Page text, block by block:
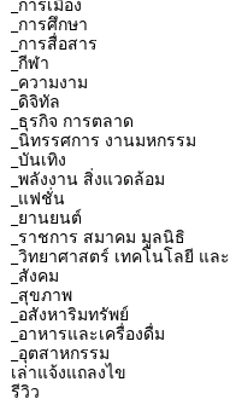
_การเมือง
_การศึกษา
_การสื่อสาร
_กีฬา
_ความงาม
_ดิจิทัล
_ธุรกิจ การตลาด
_นิทรรศการ งานมหกรรม
_บันเทิง
_พลังงาน สิ่งแวดล้อม
_แฟชั่น
_ยานยนต์
_ราชการ สมาคม มูลนิธิ
_วิทยาศาสตร์ เทคโนโลยี แล
_สังคม
_สุขภาพ
_อสังหาริมทรัพย์
_อาหารและเครื่องดื่ม
_อุตสาหกรรม
เล่าแจ้งแถลงไข
รีวิว